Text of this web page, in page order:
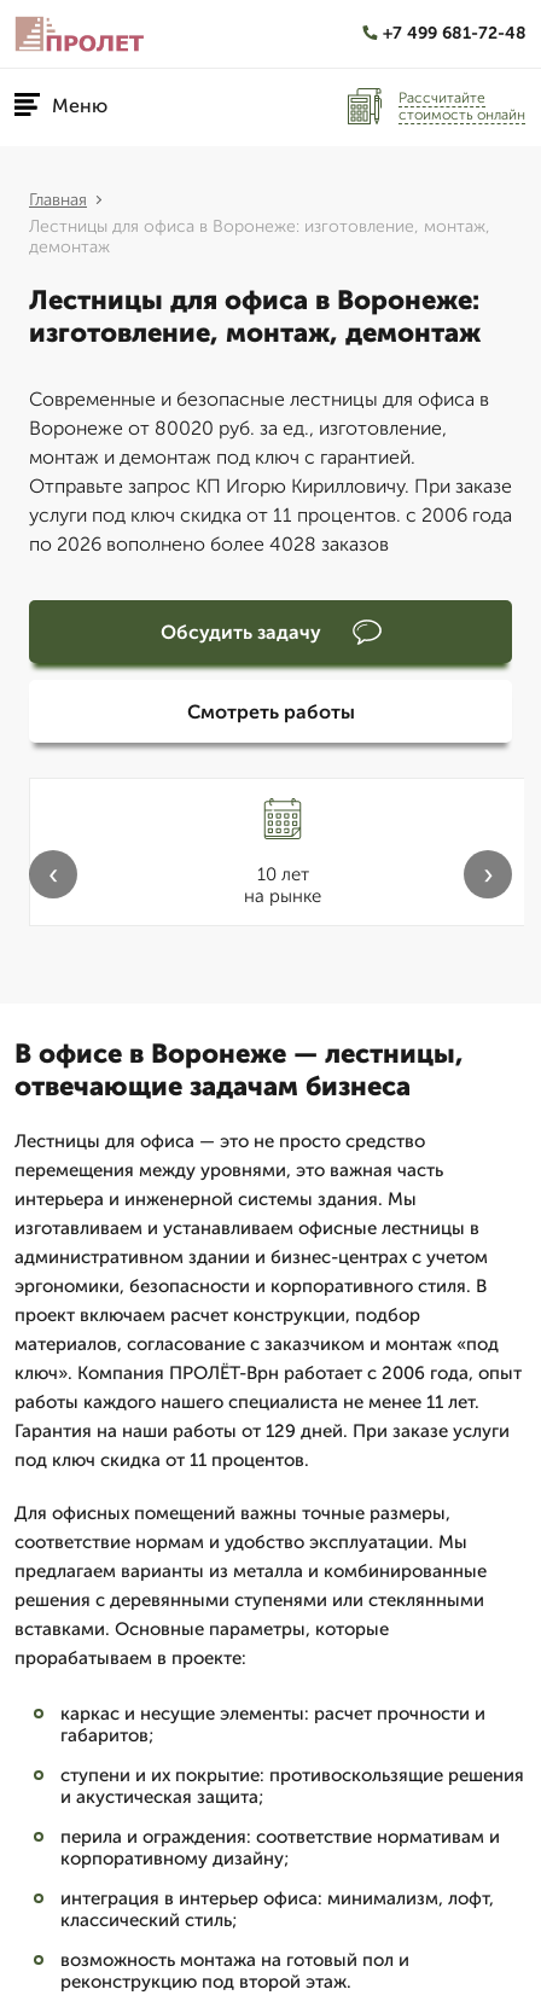
+7 499 681-72-48
Меню
Рассчитайте
стоимость онлайн
Главная
Лестницы для офиса в Воронеже: изготовление, монтаж,
демонтаж
Лестницы для офиса в Воронеже:
изготовление, монтаж, демонтаж
Современные и безопасные лестницы для офиса в
Воронеже от 80020 руб. за ед., изготовление,
монтаж и демонтаж под ключ с гарантией.
Отправьте запрос КП Игорю Кирилловичу. При заказе
услуги под ключ скидка от 11 процентов. с 2006 года
по 2026 вополнено более 4028 заказов
Обсудить задачу
Смотреть работы
10 лет
на рынке
‹ ›
В офисе в Воронеже — лестницы,
отвечающие задачам бизнеса
Лестницы для офиса — это не просто средство
перемещения между уровнями, это важная часть
интерьера и инженерной системы здания. Мы
изготавливаем и устанавливаем офисные лестницы в
административном здании и бизнес-центрах с учетом
эргономики, безопасности и корпоративного стиля. В
проект включаем расчет конструкции, подбор
материалов, согласование с заказчиком и монтаж «под
ключ». Компания ПРОЛЁТ-Врн работает с 2006 года, опыт
работы каждого нашего специалиста не менее 11 лет.
Гарантия на наши работы от 129 дней. При заказе услуги
под ключ скидка от 11 процентов.
Для офисных помещений важны точные размеры,
соответствие нормам и удобство эксплуатации. Мы
предлагаем варианты из металла и комбинированные
решения с деревянными ступенями или стеклянными
вставками. Основные параметры, которые
прорабатываем в проекте:
каркас и несущие элементы: расчет прочности и
габаритов;
ступени и их покрытие: противоскользящие решения
и акустическая защита;
перила и ограждения: соответствие нормативам и
корпоративному дизайну;
интеграция в интерьер офиса: минимализм, лофт,
классический стиль;
возможность монтажа на готовый пол и
реконструкцию под второй этаж.